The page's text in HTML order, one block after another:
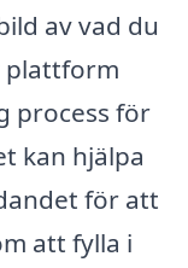
av vad du
plattform
process för
kan hjälpa
för att
att fylla i